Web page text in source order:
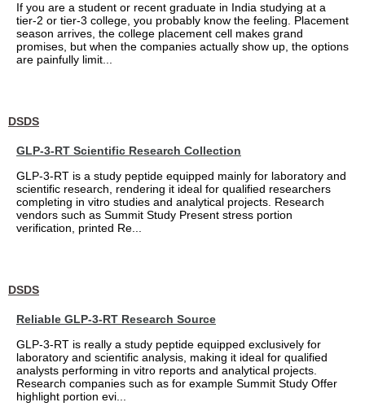
If you are a student or recent graduate in India studying at a
tier-2 or tier-3 college, you probably know the feeling. Placement
season arrives, the college placement cell makes grand
promises, but when the companies actually show up, the options
are painfully limit...
DSDS
GLP-3-RT Scientific Research Collection
GLP-3-RT is a study peptide equipped mainly for laboratory and
scientific research, rendering it ideal for qualified researchers
completing in vitro studies and analytical projects. Research
vendors such as Summit Study Present stress portion
verification, printed Re...
DSDS
Reliable GLP-3-RT Research Source
GLP-3-RT is really a study peptide equipped exclusively for
laboratory and scientific analysis, making it ideal for qualified
analysts performing in vitro reports and analytical projects.
Research companies such as for example Summit Study Offer
highlight portion evi...